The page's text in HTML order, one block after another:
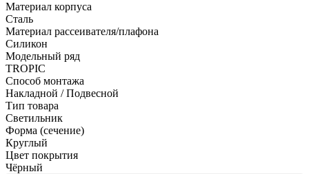
Материал корпуса
Сталь
Материал рассеивателя/плафона
Силикон
Модельный ряд
TROPIC
Способ монтажа
Накладной / Подвесной
Тип товара
Светильник
Форма (сечение)
Круглый
Цвет покрытия
Чёрный